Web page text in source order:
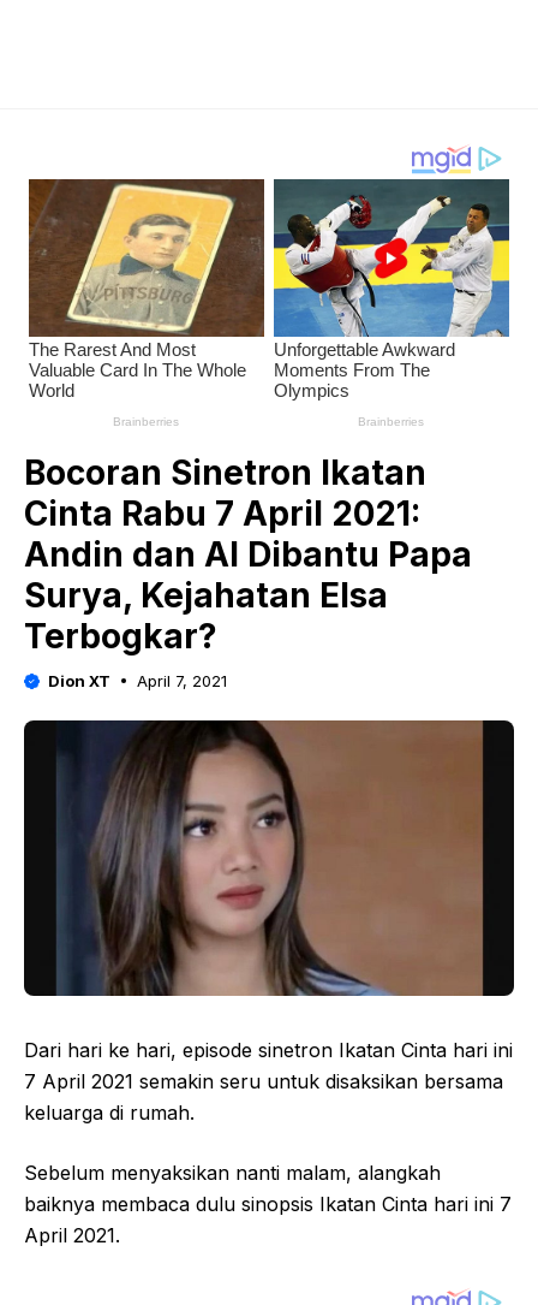
Bocoran Sinetron Ikatan
Cinta Rabu 7 April 2021:
Andin dan Al Dibantu Papa
Surya, Kejahatan Elsa
Terbogkar?
Dion XT April 7, 2021
Dari hari ke hari, episode sinetron Ikatan Cinta hari ini
7 April 2021 semakin seru untuk disaksikan bersama
keluarga di rumah.
Sebelum menyaksikan nanti malam, alangkah
baiknya membaca dulu sinopsis Ikatan Cinta hari ini 7
April 2021.